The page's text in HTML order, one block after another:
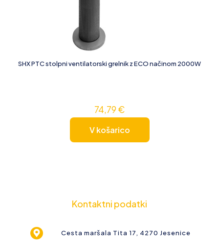
SHX PTC stolpni ventilatorski grelnik z ECO načinom 2000W
74,79€
V košarico
Kontaktni podatki
Cesta maršala Tita 17, 4270 Jesenice